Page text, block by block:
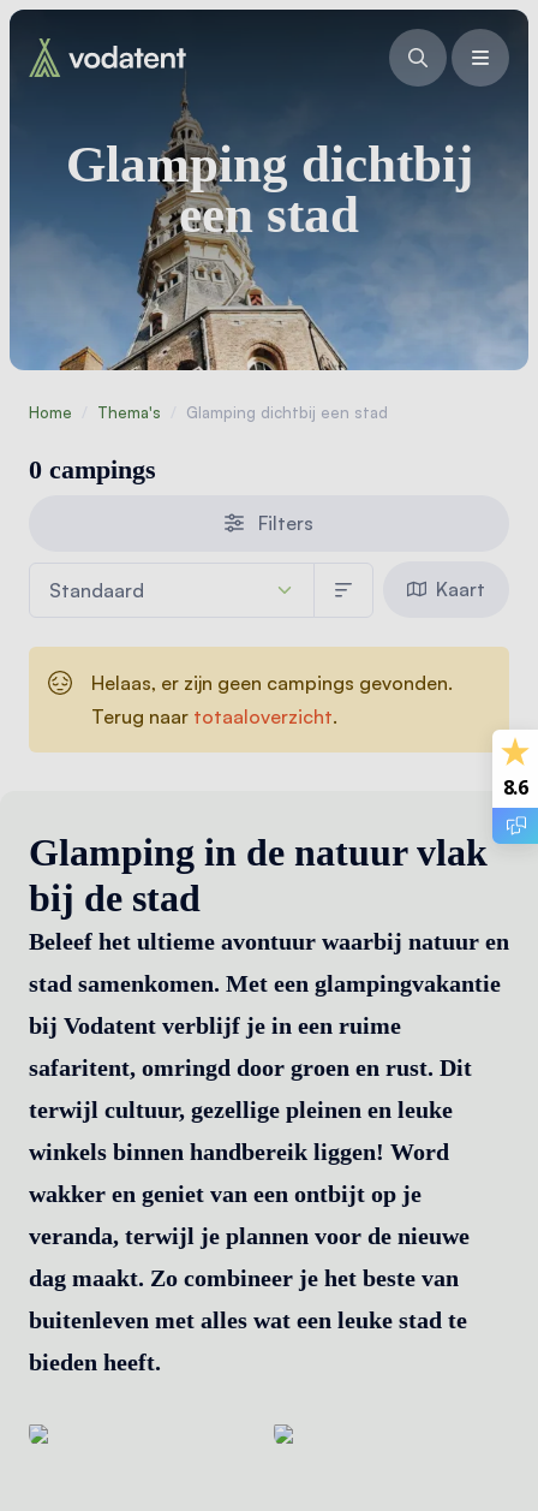
Glamping dichtbij
een stad
Home Thema's Glamping dichtbij een stad
0 campings
Filters
Kaart
Helaas, er zijn geen campings gevonden.
Terug naar totaaloverzicht.
Glamping in de natuur vlak
bij de stad
Beleef het ultieme avontuur waarbij natuur en
stad samenkomen. Met een glampingvakantie
bij Vodatent verblijf je in een ruime
safaritent, omringd door groen en rust. Dit
terwijl cultuur, gezellige pleinen en leuke
winkels binnen handbereik liggen! Word
wakker en geniet van een ontbijt op je
veranda, terwijl je plannen voor de nieuwe
dag maakt. Zo combineer je het beste van
buitenleven met alles wat een leuke stad te
bieden heeft.
8.6